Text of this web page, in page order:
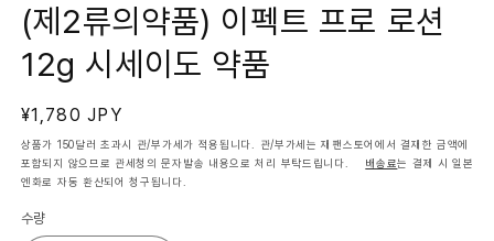
서
미
디
어
열
(제2류의약품) 이펙트 프로 로션
12g 시세이도 약품
정
가
¥1,780 JPY
상품가 150달러 초과시 관/부가세가 적용됩니다. 관/부가세는 재팬스토어에서 결재한 금액에
포함되지 않으므로 관세청의 문자발송 내용으로 처리 부탁드립니다. 배송료는 결제 시 일본
엔화로 자동 환산되어 청구됩니다.
수량